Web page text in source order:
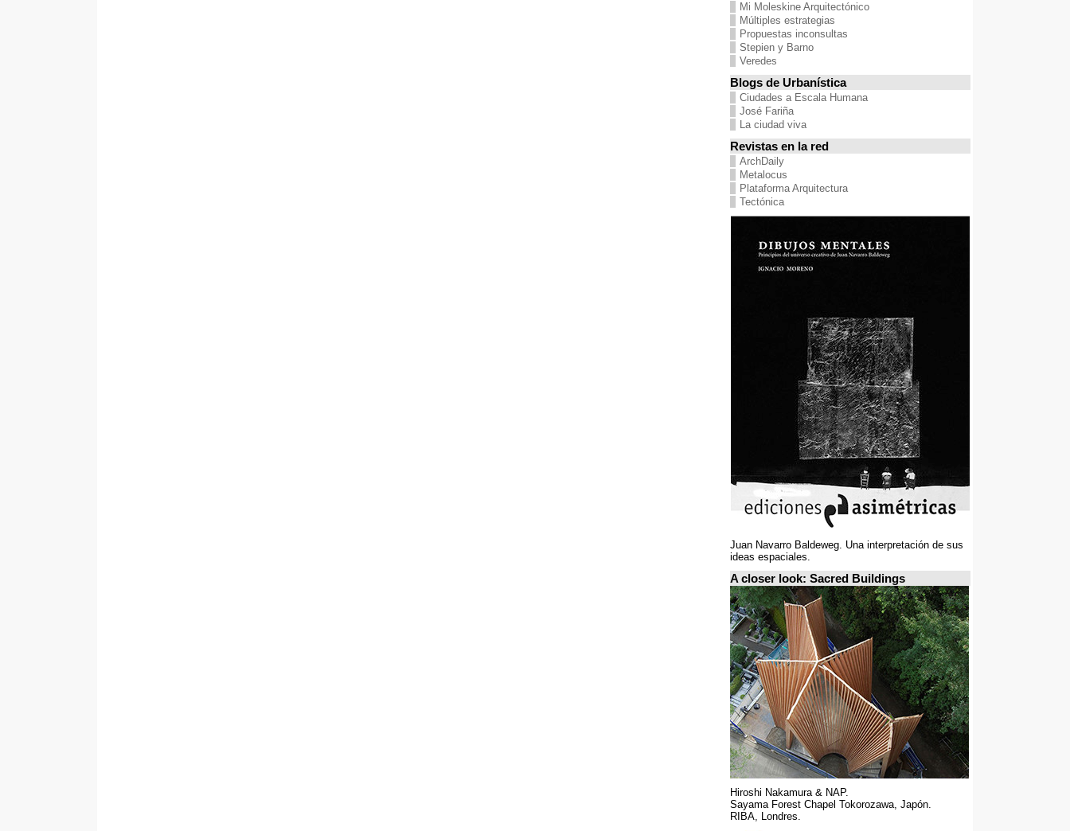
Mi Moleskine Arquitectónico
Múltiples estrategias
Propuestas inconsultas
Stepien y Barno
Veredes
Blogs de Urbanística
Ciudades a Escala Humana
José Fariña
La ciudad viva
Revistas en la red
ArchDaily
Metalocus
Plataforma Arquitectura
Tectónica
Juan Navarro Baldeweg. Una interpretación de sus
ideas espaciales.
A closer look: Sacred Buildings
Hiroshi Nakamura & NAP.
Sayama Forest Chapel Tokorozawa, Japón.
RIBA, Londres.